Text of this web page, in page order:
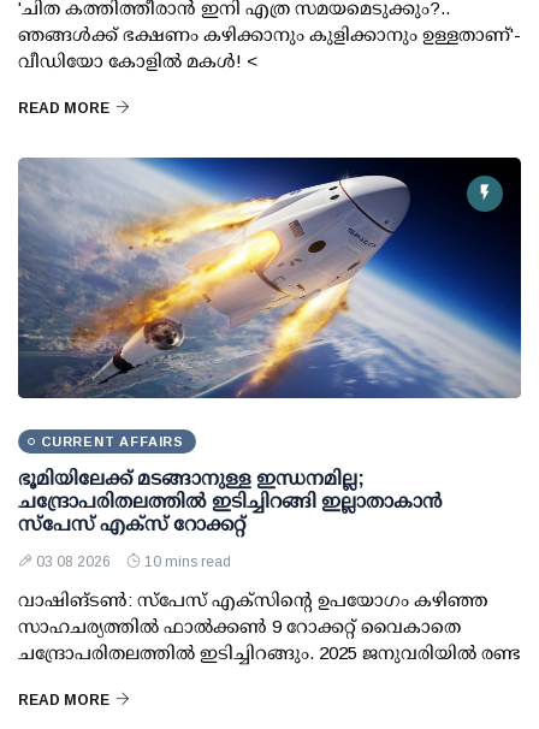
'ചിത കത്തിത്തീരാന്‍ ഇനി എത്ര സമയമെടുക്കും?..
ഞങ്ങള്‍ക്ക് ഭക്ഷണം കഴിക്കാനും കുളിക്കാനും ഉള്ളതാണ്'-
വീഡിയോ കോളില്‍ മകള്‍! <
READ MORE
CURRENT AFFAIRS
ഭൂമിയിലേക്ക് മടങ്ങാനുള്ള ഇന്ധനമില്ല;
ചന്ദ്രോപരിതലത്തില്‍ ഇടിച്ചിറങ്ങി ഇല്ലാതാകാന്‍
സ്പേസ് എക്‌സ് റോക്കറ്റ്
03 08 2026 10 mins read
വാഷിങ്ടണ്‍: സ്പേസ് എക്‌സിന്റെ ഉപയോഗം കഴിഞ്ഞ
സാഹചര്യത്തില്‍ ഫാല്‍ക്കണ്‍ 9 റോക്കറ്റ് വൈകാതെ
ചന്ദ്രോപരിതലത്തില്‍ ഇടിച്ചിറങ്ങും. 2025 ജനുവരിയില്‍ രണ്ട
READ MORE